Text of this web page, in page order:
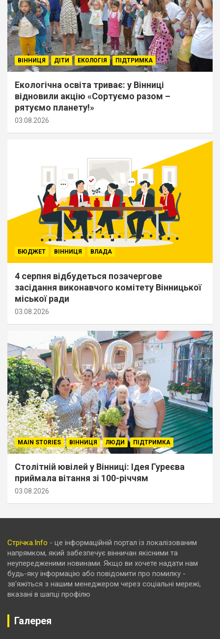
ВІННИЦЯ ДІТИ ЕКОЛОГІЯ ПІДТРИМКА
Екологічна освіта триває: у Вінниці
відновили акцію «Сортуємо разом –
рятуємо планету!»
03.08.2026
БЮДЖЕТ ВІННИЦЯ ВЛАДА
4 серпня відбудеться позачергове
засідання виконавчого комітету Вінницької
міської ради
03.08.2026
MAIN STORIES ВІННИЦЯ ЛЮДИ ПІДТРИМКА
Столітній ювілей у Вінниці: Ідея Гуреєва
приймала вітання зі 100-річчям
03.08.2026
Стрічка.Info - це інформаційній портал із локалізованим
напрямком, який забезпечує вінничан якісними та
неупередженими новинами. Якщо ви хочете надати нам
будь-яку інформацію або повідомити про помилку -
зв'яжіться з нашим менеджером через соціальні мережі,
вказані в шапці профілю
Галерея